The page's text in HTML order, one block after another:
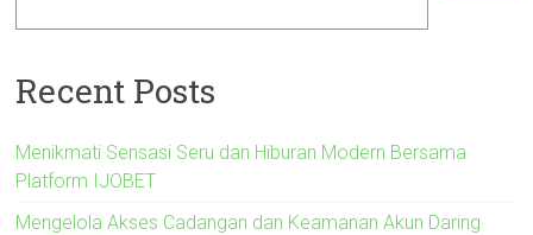
Recent Posts
Menikmati Sensasi Seru dan Hiburan Modern Bersama
Platform IJOBET
Mengelola Akses Cadangan dan Keamanan Akun Daring